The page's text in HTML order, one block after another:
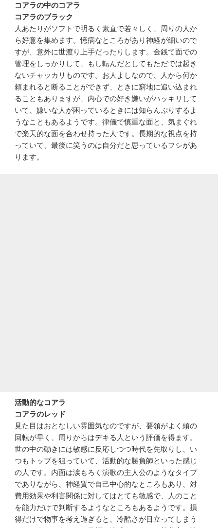
コアラの中のコアラ
コアラのブラック
人あたりがソフトで明るく素直で若々しく、周りの人か
ら好意を集めます。憶病なところがあり神経が細いので
すが、意外に世渡り上手だったりします。金銭て面での
管理をしっかりして、もし転んだとしてもただでは起き
ないチャッカリものです。お人よしなので、人から何か
頼まれると断ることができず、ときに窮地に追い込まれ
ることもありますが、内心での好き嫌いがハッキリして
いて、嫌いな人が困っているときには知らんぷりするよ
うなこともあるようです。律儀で慎重な面と、気まぐれ
で楽天的な面を合わせ持った人です。長期的な視点を持
っていて、最後に笑うのは自分だと思っているフシがあ
ります。
活動的なコアラ
コアラのレッド
見た目はおとなしい雰囲気なのですが、要領がよく頭の
回転が早く、周りからはデキる人という評価を得ます。
世の中の動きには敏感に反応しつつ時代を先取りし、い
つもトップを狙っていて、活動的な勝負師といった感じ
の人です。内面は涙もろく演歌の主人公のようなタイプ
でありながら、神経質で自己中心的なところもあり、対
費用効果や利害関係に対してはとても敏感で、人のこと
を能力だけで判断するようなところもあるようです。損
得だけで物事を考え過ぎると、冷酷さが目立ってしまう